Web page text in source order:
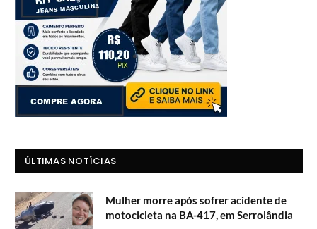
ÚLTIMAS NOTÍCIAS
Mulher morre após sofrer acidente de
motocicleta na BA-417, em Serrolândia